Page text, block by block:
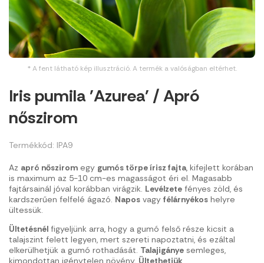
* A fent látható kép illusztráció. A termék a valóságban eltérhet.
Iris pumila 'Azurea' / Apró
nőszirom
Termékkód: IPA9
Az apró nőszirom egy gumós törpe írisz fajta, kifejlett korában
is maximum az 5-10 cm-es magasságot éri el. Magasabb
fajtársainál jóval korábban virágzik. Levélzete fényes zöld, és
kardszerűen felfelé ágazó. Napos vagy félárnyékos helyre
ültessük.
Ültetésnél figyeljünk arra, hogy a gumó felső része kicsit a
talajszint felett legyen, mert szereti napoztatni, és ezáltal
elkerülhetjük a gumó rothadását. Talajigánye semleges,
kimondottan igénytelen növény. Ültethetjük